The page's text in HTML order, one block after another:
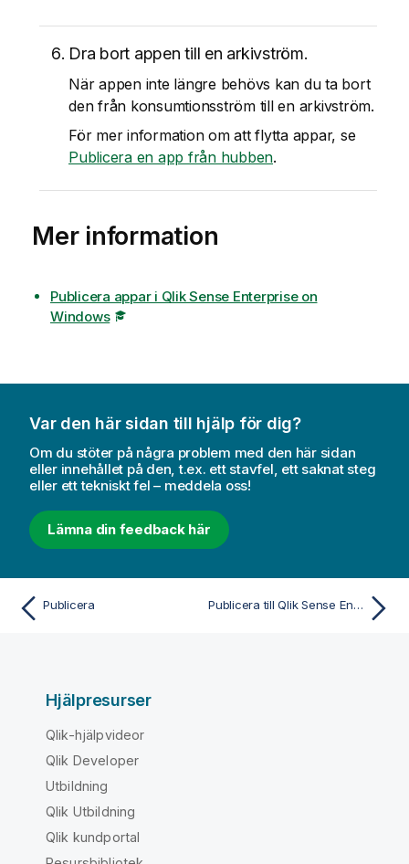
Dra bort appen till en arkivström.
När appen inte längre behövs kan du ta bort
den från konsumtionsström till en arkivström.
För mer information om att flytta appar, se
Publicera en app från hubben.
Mer information
Publicera appar i Qlik Sense Enterprise on
Windows
Var den här sidan till hjälp för dig?
Om du stöter på några problem med den här sidan
eller innehållet på den, t.ex. ett stavfel, ett saknat steg
eller ett tekniskt fel – meddela oss!
Lämna din feedback här
Publicera Publicera till Qlik Sense Enterprise-strömmar
Hjälpresurser
Qlik-hjälpvideor
Qlik Developer
Utbildning
Qlik Utbildning
Qlik kundportal